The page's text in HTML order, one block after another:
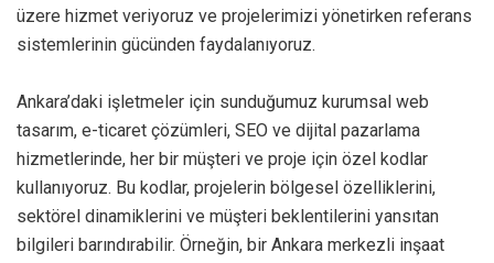
üzere hizmet veriyoruz ve projelerimizi yönetirken referans
sistemlerinin gücünden faydalanıyoruz.
Ankara’daki işletmeler için sunduğumuz kurumsal web
tasarım, e-ticaret çözümleri, SEO ve dijital pazarlama
hizmetlerinde, her bir müşteri ve proje için özel kodlar
kullanıyoruz. Bu kodlar, projelerin bölgesel özelliklerini,
sektörel dinamiklerini ve müşteri beklentilerini yansıtan
bilgileri barındırabilir. Örneğin, bir Ankara merkezli inşaat